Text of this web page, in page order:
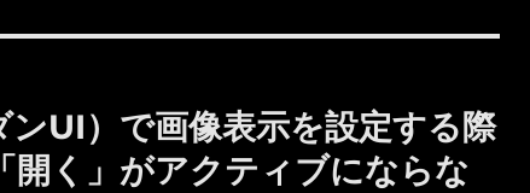
UI）で画像表示を設定する際
開く」がアクティブにならな